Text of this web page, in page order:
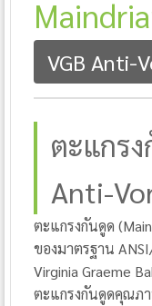
VGB Anti-
ตะแกร
Anti-
ตะแกรงกันดูด
ของมาตรฐาน
Virginia Graeme
ตะแกรงกันดูดคุณภ